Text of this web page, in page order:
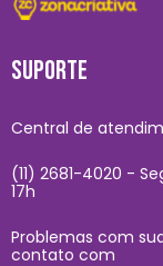
SUPORTE
Central de
(11) 2681-4020 -
17h
Problemas com
contato com